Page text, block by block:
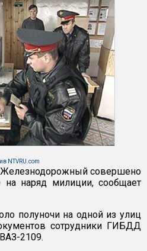
NTVRU.com
совершено
на наряд милиции, сообщает
полуночи на одной из улиц
сотрудники ГИБДД
2109.